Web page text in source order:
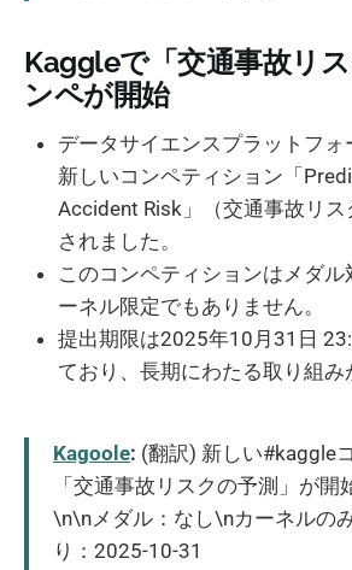
Kaggleで「交通事故リ
ンペが開始
データサイエンスプラットフォ
新しいコンペティション「
Accident Risk」（交通事故リ
されました。
このコンペティションはメダル
ーネル限定でもありません。
提出期限は2025年10月31日
ており、長期にわたる取り組み
Kagoole: (翻訳) 新しい#kaggle
「交通事故リスクの予測」が開
\n\nメダル：なし\nカーネルの
り：2025-10-31